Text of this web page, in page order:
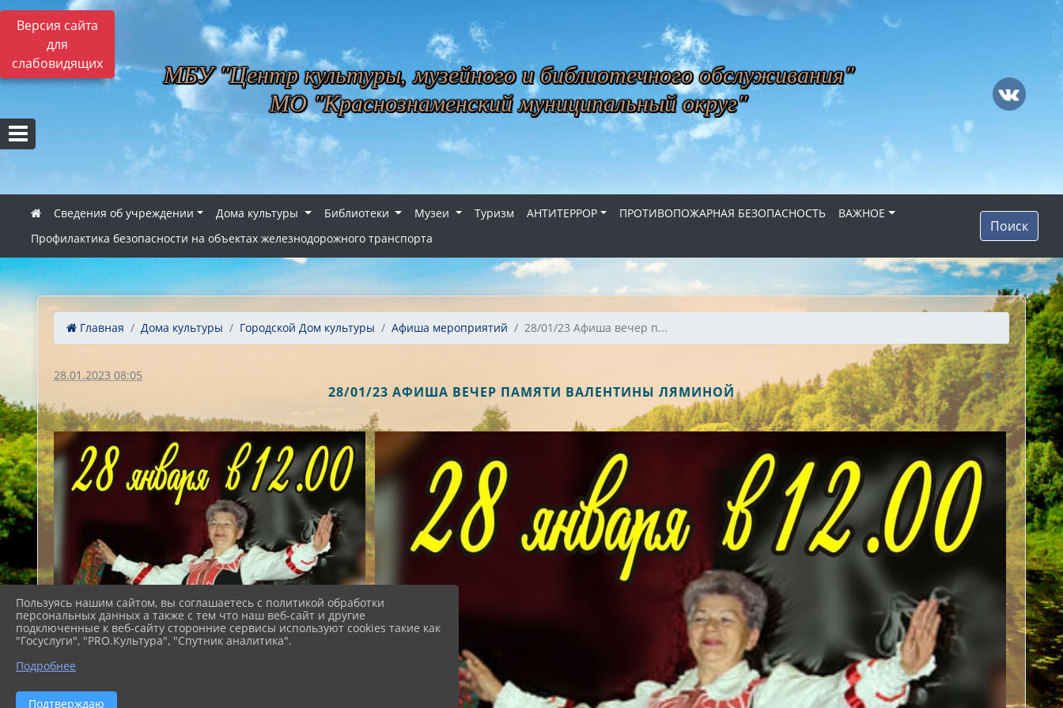
Версия сайта
для
слабовидящих
МБУ "Центр культуры, музейного и библиотечного обслуживания"
МО "Краснознаменский муниципальный округ"
Сведения об учреждении Дома культуры Библиотеки Музеи Туризм АНТИТЕРРОР ПРОТИВОПОЖАРНАЯ БЕЗОПАСНОСТЬ
ВАЖНОЕ
Профилактика безопасности на объектах железнодорожного транспорта
Поиск
Главная Дома культуры Городской Дом культуры Афиша мероприятий 28/01/23 Афиша вечер п...
28.01.2023 08:05 13
28/01/23 АФИША ВЕЧЕР ПАМЯТИ ВАЛЕНТИНЫ ЛЯМИНОЙ
Пользуясь нашим сайтом, вы соглашаетесь с политикой обработки
персональных данных а также с тем что наш веб-сайт и другие
подключенные к веб-сайту сторонние сервисы используют cookies такие как
"Госуслуги", "PRO.Культура", "Спутник аналитика".
Подробнее
Подтверждаю